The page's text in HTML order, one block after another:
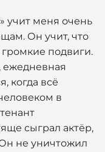
учит меня очень
Он учит, что
подвиги.
ежедневная
когда всё
в
сыграл актёр,
не уничтожил